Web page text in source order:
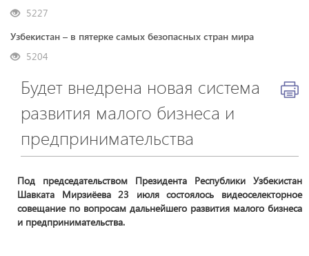
5227
Узбекистан – в пятерке самых безопасных стран мира
5204
Будет внедрена новая система
развития малого бизнеса и
предпринимательства
​​​​​​​Под председательством Президента Республики Узбекистан
Шавката Мирзиёева 23 июля состоялось видеоселекторное
совещание по вопросам дальнейшего развития малого бизнеса
и предпринимательства.